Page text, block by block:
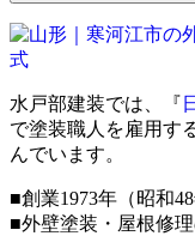
水戸部建装では、『
で塗装職人を雇用す
んでいます。
■創業1973年（昭和48
■外壁塗装・屋根修